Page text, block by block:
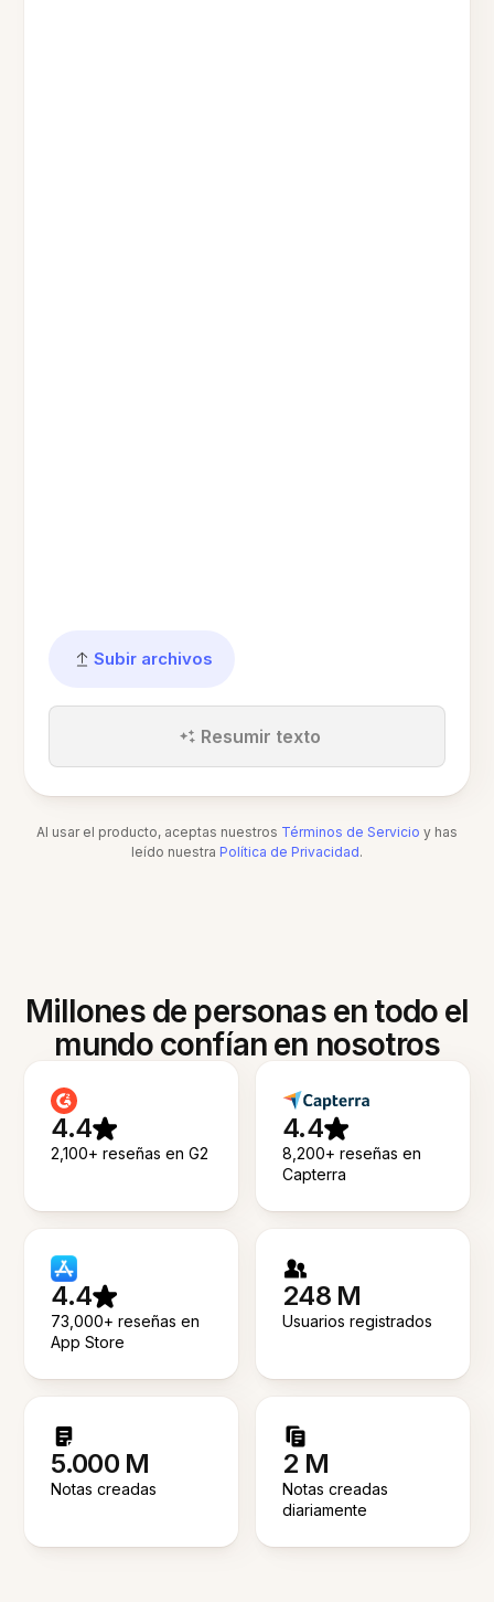
Subir archivos
Resumir texto
Al usar el producto, aceptas nuestros Términos de Servicio y has
leído nuestra Política de Privacidad.
Millones de personas en todo el
mundo confían en nosotros
4.4
2,100+ reseñas en G2
4.4
8,200+ reseñas en
Capterra
4.4
73,000+ reseñas en
App Store
248 M
Usuarios registrados
5.000 M
Notas creadas
2 M
Notas creadas
diariamente